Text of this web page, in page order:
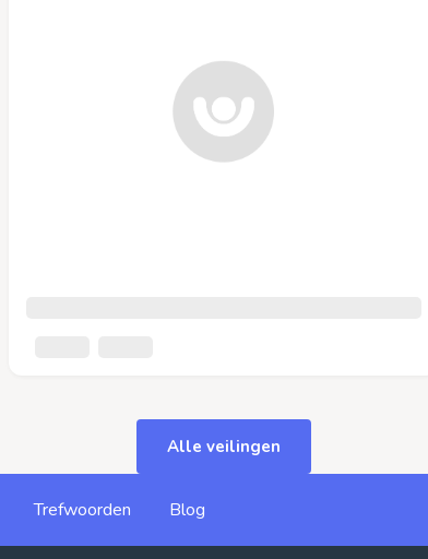
Alle veilingen
Trefwoorden Blog